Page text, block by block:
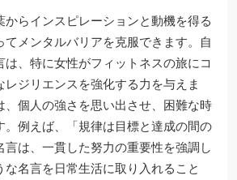
らインスピレーションと動機を得る
てメンタルバリアを克服できます。自
、特に女性がフィットネスの旅にコ
レジリエンスを強化する力を与えま
、個人の強さを思い出させ、困難な時
。例えば、「規律は目標と達成の間の
は、一貫した努力の重要性を強調し
名言を日常生活に取り入れること